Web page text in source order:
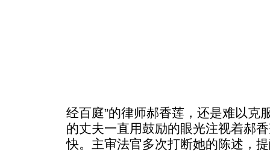
经百庭”的律师郝香莲，还是难以克
的丈夫一直用鼓励的眼光注视着郝
快。主审法官多次打断她的陈述，